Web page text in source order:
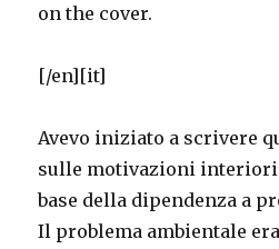
on the cover.
[/en][it]
Avevo iniziato a scrivere
sulle motivazioni interiori
base della dipendenza a
Il problema ambientale